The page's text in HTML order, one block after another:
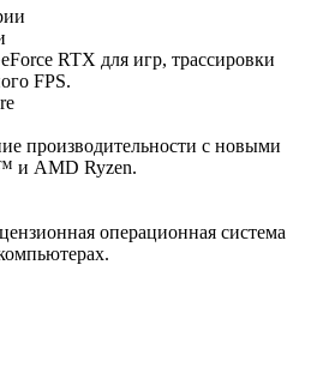
RTX для игр, трассировки
FPS.
производительности с новыми
и AMD Ryzen.
операционная система